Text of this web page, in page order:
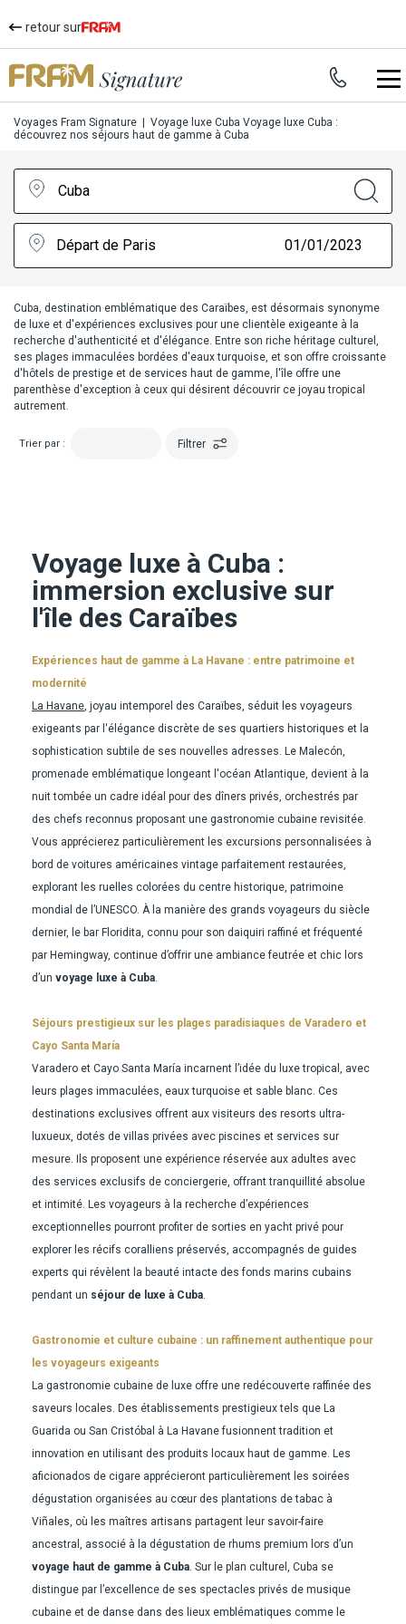
retour sur
Voyages Fram Signature Voyage luxe Cuba Voyage luxe Cuba :
découvrez nos séjours haut de gamme à Cuba
Cuba
Départ de Paris 01/01/2023
Cuba, destination emblématique des Caraïbes, est désormais synonyme
de luxe et d'expériences exclusives pour une clientèle exigeante à la
recherche d'authenticité et d'élégance. Entre son riche héritage culturel,
ses plages immaculées bordées d'eaux turquoise, et son offre croissante
d'hôtels de prestige et de services haut de gamme, l'île offre une
parenthèse d'exception à ceux qui désirent découvrir ce joyau tropical
autrement.
Trier par : Filtrer
Voyage luxe à Cuba :
immersion exclusive sur
l'île des Caraïbes
Expériences haut de gamme à La Havane : entre patrimoine et
modernité
La Havane, joyau intemporel des Caraïbes, séduit les voyageurs
exigeants par l'élégance discrète de ses quartiers historiques et la
sophistication subtile de ses nouvelles adresses. Le Malecón,
promenade emblématique longeant l'océan Atlantique, devient à la
nuit tombée un cadre idéal pour des dîners privés, orchestrés par
des chefs reconnus proposant une gastronomie cubaine revisitée.
Vous apprécierez particulièrement les excursions personnalisées à
bord de voitures américaines vintage parfaitement restaurées,
explorant les ruelles colorées du centre historique, patrimoine
mondial de l’UNESCO. À la manière des grands voyageurs du siècle
dernier, le bar Floridita, connu pour son daiquiri raffiné et fréquenté
par Hemingway, continue d’offrir une ambiance feutrée et chic lors
d’un voyage luxe à Cuba.
Séjours prestigieux sur les plages paradisiaques de Varadero et
Cayo Santa María
Varadero et Cayo Santa María incarnent l’idée du luxe tropical, avec
leurs plages immaculées, eaux turquoise et sable blanc. Ces
destinations exclusives offrent aux visiteurs des resorts ultra-
luxueux, dotés de villas privées avec piscines et services sur
mesure. Ils proposent une expérience réservée aux adultes avec
des services exclusifs de conciergerie, offrant tranquillité absolue
et intimité. Les voyageurs à la recherche d’expériences
exceptionnelles pourront profiter de sorties en yacht privé pour
explorer les récifs coralliens préservés, accompagnés de guides
experts qui révèlent la beauté intacte des fonds marins cubains
pendant un séjour de luxe à Cuba.
Gastronomie et culture cubaine : un raffinement authentique pour
les voyageurs exigeants
La gastronomie cubaine de luxe offre une redécouverte raffinée des
saveurs locales. Des établissements prestigieux tels que La
Guarida ou San Cristóbal à La Havane fusionnent tradition et
innovation en utilisant des produits locaux haut de gamme. Les
aficionados de cigare apprécieront particulièrement les soirées
dégustation organisées au cœur des plantations de tabac à
Viñales, où les maîtres artisans partagent leur savoir-faire
ancestral, associé à la dégustation de rhums premium lors d’un
voyage haut de gamme à Cuba. Sur le plan culturel, Cuba se
distingue par l’excellence de ses spectacles privés de musique
cubaine et de danse dans des lieux emblématiques comme le